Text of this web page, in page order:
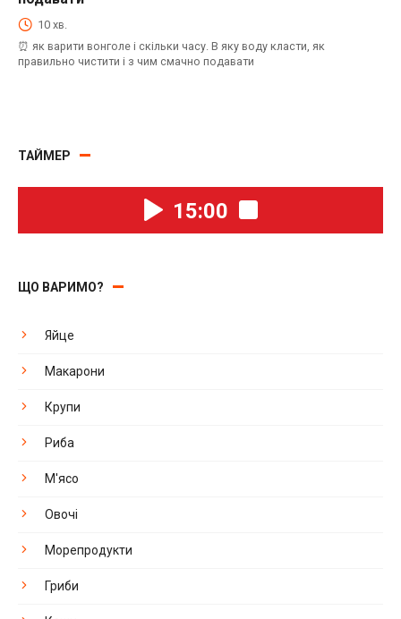
10 хв.
⏰ як варити вонголе і скільки часу. В яку воду класти, як
правильно чистити і з чим смачно подавати
записах
ТАЙМЕР
15:00
ЩО ВАРИМО?
Яйце
Макарони
Крупи
Риба
М'ясо
Овочі
Морепродукти
Гриби